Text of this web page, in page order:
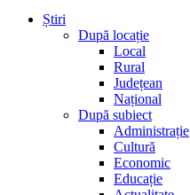
Știri
După locație
Local
Rural
Județean
Național
După subiect
Administrație
Cultură
Economic
Educație